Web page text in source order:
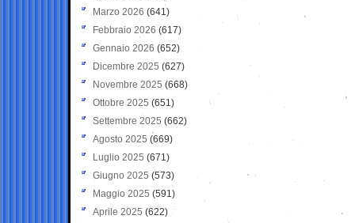
Marzo 2026 (641)
Febbraio 2026 (617)
Gennaio 2026 (652)
Dicembre 2025 (627)
Novembre 2025 (668)
Ottobre 2025 (651)
Settembre 2025 (662)
Agosto 2025 (669)
Luglio 2025 (671)
Giugno 2025 (573)
Maggio 2025 (591)
Aprile 2025 (622)